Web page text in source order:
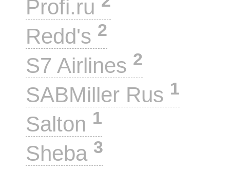
Profi.ru
Redd's 2
S7 Airlines 2
SABMiller Rus 1
Salton 1
Sheba 3